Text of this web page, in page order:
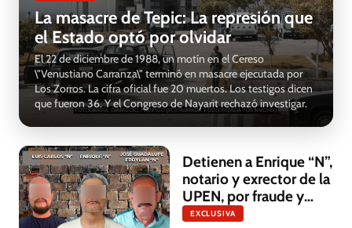
La masacre de Tepic: La represión que
el Estado optó por olvidar
El 22 de diciembre de 1988, un motín en el Cereso
\"Venustiano Carranza\" terminó en masacre ejecutada por
Los Zorros. La cifra oficial fue 20 muertos. Los testigos dicen
que fueron 36. Y el Congreso de Nayarit rechazó investigar.
Detienen a Enrique “N”,
notario y exrector de la
UPEN, por fraude y
lavado de dinero en
EXCLUSIVA